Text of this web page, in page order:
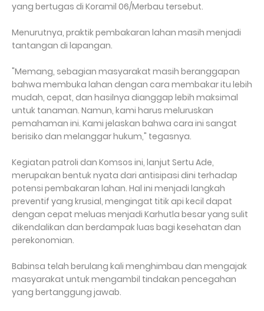
yang bertugas di Koramil 06/Merbau tersebut.
Menurutnya, praktik pembakaran lahan masih menjadi
tantangan di lapangan.
"Memang, sebagian masyarakat masih beranggapan
bahwa membuka lahan dengan cara membakar itu lebih
mudah, cepat, dan hasilnya dianggap lebih maksimal
untuk tanaman. Namun, kami harus meluruskan
pemahaman ini. Kami jelaskan bahwa cara ini sangat
berisiko dan melanggar hukum," tegasnya.
Kegiatan patroli dan Komsos ini, lanjut Sertu Ade,
merupakan bentuk nyata dari antisipasi dini terhadap
potensi pembakaran lahan. Hal ini menjadi langkah
preventif yang krusial, mengingat titik api kecil dapat
dengan cepat meluas menjadi Karhutla besar yang sulit
dikendalikan dan berdampak luas bagi kesehatan dan
perekonomian.
Babinsa telah berulang kali menghimbau dan mengajak
masyarakat untuk mengambil tindakan pencegahan
yang bertanggung jawab.